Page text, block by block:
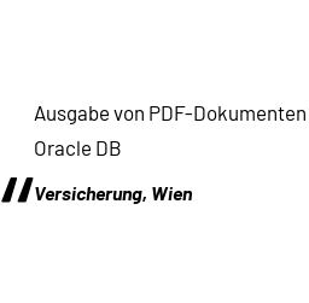
“
Ausgabe von PDF-
Oracle DB
Versicherung, Wien